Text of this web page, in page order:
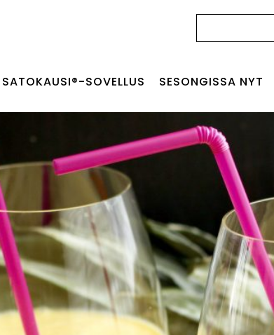
SATOKAUSI®-SOVELLUS SESONGISSA NYT